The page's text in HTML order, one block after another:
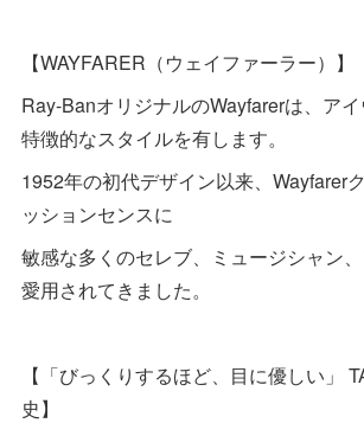
【WAYFARER（ウェイファーラー）】
Ray-BanオリジナルのWayfarerは、ア
特徴的なスタイルを有します。
1952年の初代デザイン以来、Wayfarer
ッションセンスに
敏感な多くのセレブ、ミュージシャン
愛用されてきました。
【「びっくりするほど、目に優しい」
史】